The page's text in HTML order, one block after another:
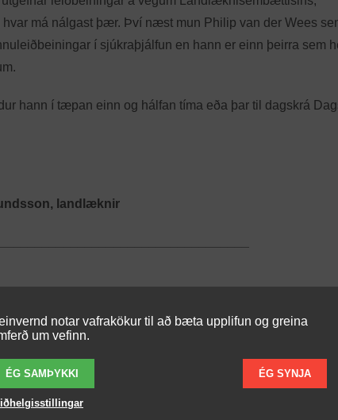
má nálgast þær. Því næst mun Philip van der Wees
í sjúkraþjálfun en hann er einn þeirra sem
hann í tæpan einn og hálfan tíma eða þar til dagskrá
landlæknir
B Salur 3 – Hvammur
notar vafrakökur til að bæta upplifun og greina
um vefinn.
ÉG SAMÞYKKI ÉG SYNJA